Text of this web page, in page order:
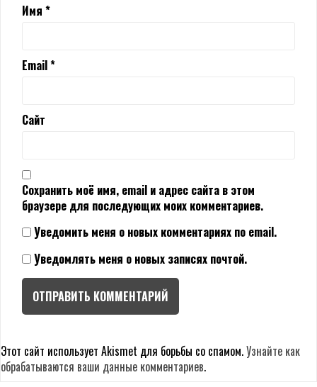
Имя *
Email*
Сайт
Сохранить моё имя, email и адрес сайта в этом
браузере для последующих моих комментариев.
Уведомить меня о новых комментариях по email.
Уведомлять меня о новых записях почтой.
Этот сайт использует Akismet для борьбы со спамом.Узнайте как
обрабатываются ваши данные комментариев.